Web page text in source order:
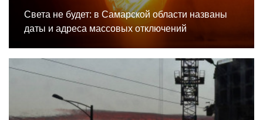
Света не будет: в Самарской области названы
даты и адреса массовых отключений